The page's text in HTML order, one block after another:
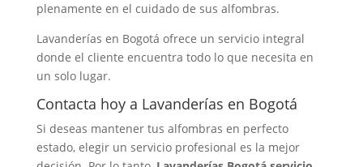
plenamente en el cuidado de sus alfombras.
Lavanderías en Bogotá ofrece un servicio integral
donde el cliente encuentra todo lo que necesita en
un solo lugar.
Contacta hoy a Lavanderías en Bogotá
Si deseas mantener tus alfombras en perfecto
estado, elegir un servicio profesional es la mejor